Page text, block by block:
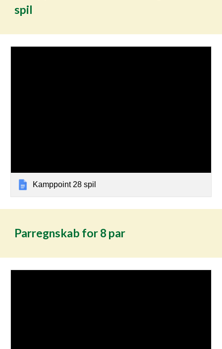
spil
Kamppoint 28 spil
Parregnskab for 8 par